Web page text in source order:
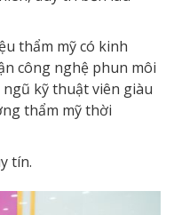
thẩm mỹ có kinh
công nghệ phun môi
kỹ thuật viên giàu
thẩm mỹ thời
tín.